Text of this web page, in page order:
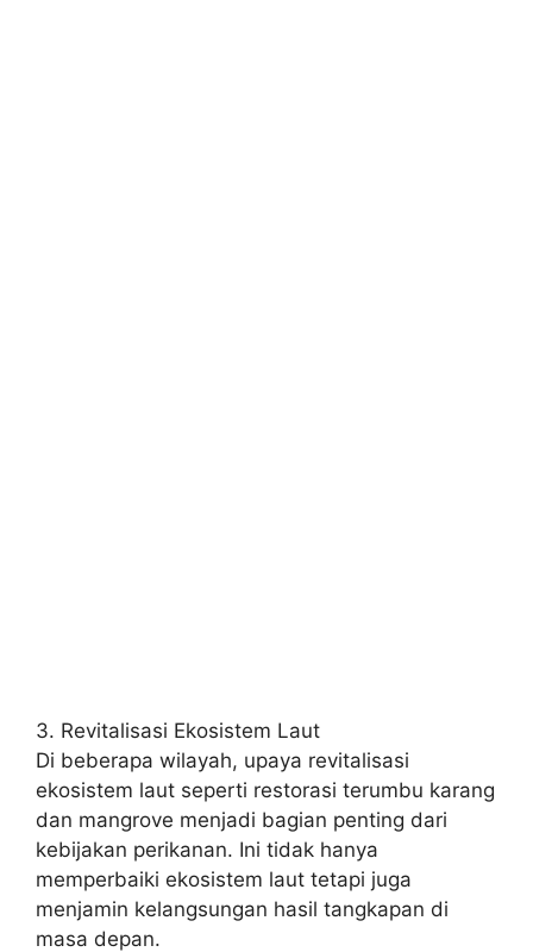
3. Revitalisasi Ekosistem Laut
Di beberapa wilayah, upaya revitalisasi
ekosistem laut seperti restorasi terumbu karang
dan mangrove menjadi bagian penting dari
kebijakan perikanan. Ini tidak hanya
memperbaiki ekosistem laut tetapi juga
menjamin kelangsungan hasil tangkapan di
masa depan.